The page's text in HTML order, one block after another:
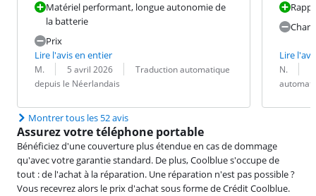
Matériel performant, longue autonomie de
la batterie
Prix
Lire l'avis en entier
Évaluation par :
M.
Date : 5 avril 2026
Traduction :
Traduction automatique
depuis le Néerlandais
Lire
Évaluation
N.
Date :
Traduction :
Montrer tous les 52 avis
Assurez votre téléphone portable
Bénéficiez d'une couverture plus étendue en cas de dommage
qu'avec votre garantie standard. De plus, Coolblue s'occupe de
tout : de l'achat à la réparation. Une réparation n'est pas possible ?
Vous recevrez alors le prix d'achat sous forme de Crédit Coolblue.